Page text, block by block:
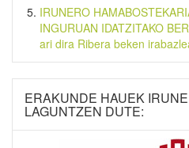
IRUNERO
INGURUAN IDATZITAKO
ari dira Ribera beken
ERAKUNDE HAUEK
LAGUNTZEN DUTE: